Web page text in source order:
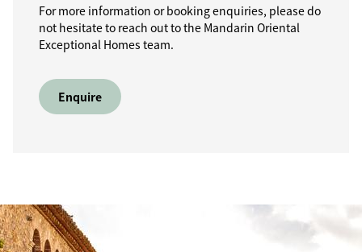
For more information or booking enquiries, please do
not hesitate to reach out to the Mandarin Oriental
Exceptional Homes team.
Enquire